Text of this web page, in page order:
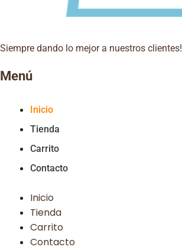
Siempre dando lo mejor a nuestros clientes!
Menú
Inicio
Tienda
Carrito
Contacto
Inicio
Tienda
Carrito
Contacto